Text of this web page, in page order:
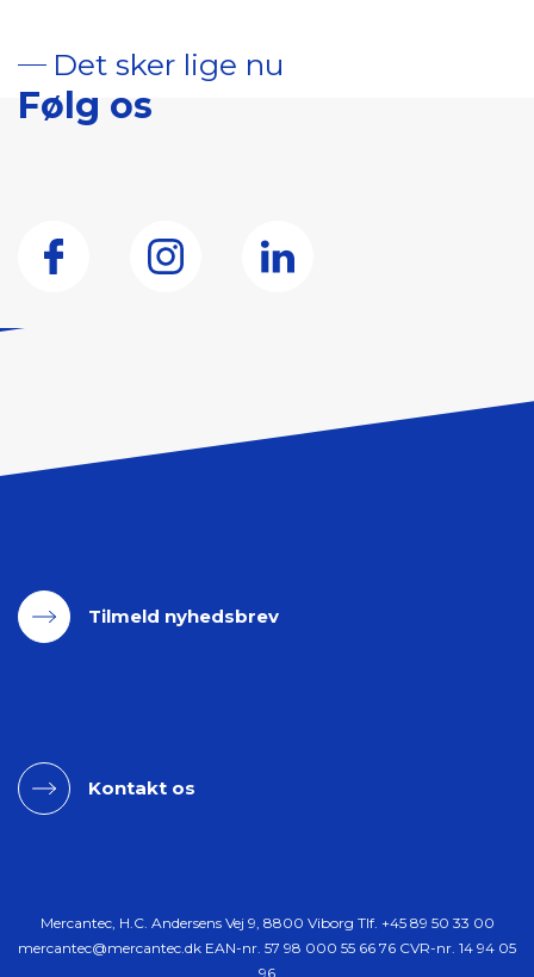
Det sker lige nu
Følg os
Tilmeld nyhedsbrev
Kontakt os
Mercantec, H.C. Andersens Vej 9, 8800 Viborg Tlf. +45 89 50 33 00
mercantec@mercantec.dk EAN-nr. 57 98 000 55 66 76 CVR-nr. 14 94 05
96